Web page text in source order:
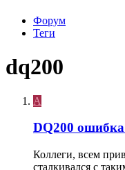
Форум
Теги
dq200
А
DQ200
Коллеги, всем
сталкивался с